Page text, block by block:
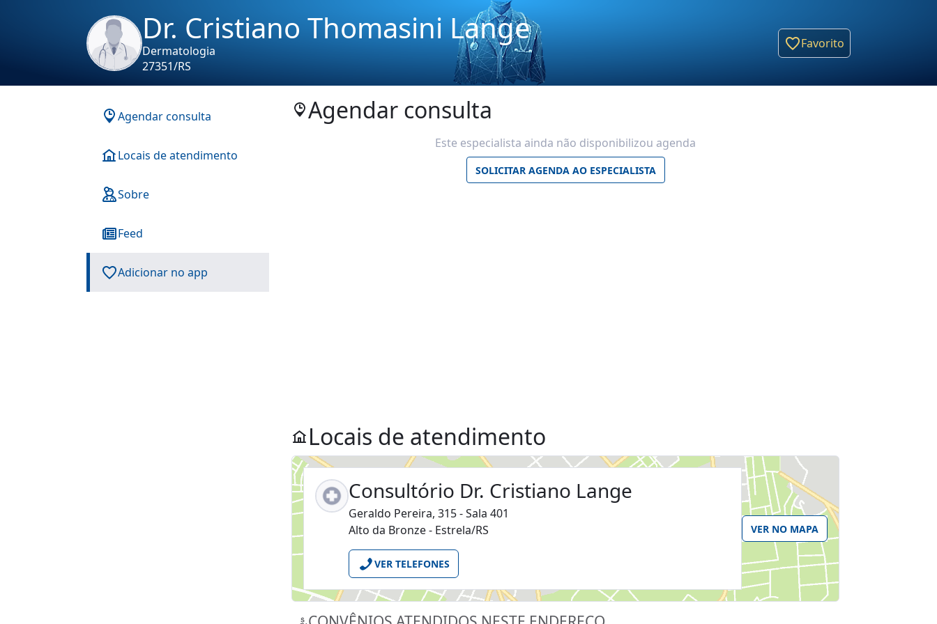
Dr. Cristiano Thomasini Lange
Dermatologia
27351/RS
Favorito
Agendar consulta
Locais de atendimento
Sobre
Feed
Adicionar no app
Agendar consulta
Locais de atendimento
Consultório Dr. Cristiano Lange
Geraldo Pereira, 315 - Sala 401
Alto da Bronze - Estrela/RS
VER TELEFONES
VER NO MAPA